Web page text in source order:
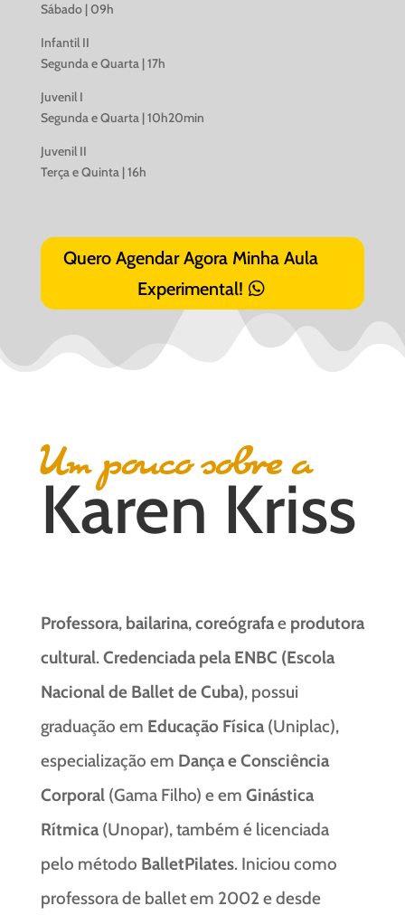
Sábado | 09h
Infantil II
Segunda e Quarta | 17h
Juvenil I
Segunda e Quarta | 10h20min
Juvenil II
Terça e Quinta | 16h
Quero Agendar Agora Minha Aula
Experimental!
Um pouco sobre a
Karen Kriss
Professora, bailarina,coreógrafae produtora
cultural. Credenciada pela ENBC (Escola
Nacional de Ballet de Cuba), possui
graduação em Educação Física(Uniplac),
especialização em Dança e Consciência
Corporal(Gama Filho) e em Ginástica
Rítmica(Unopar), também é licenciada
pelo método BalletPilates. Iniciou como
professora de ballet em 2002 e desde